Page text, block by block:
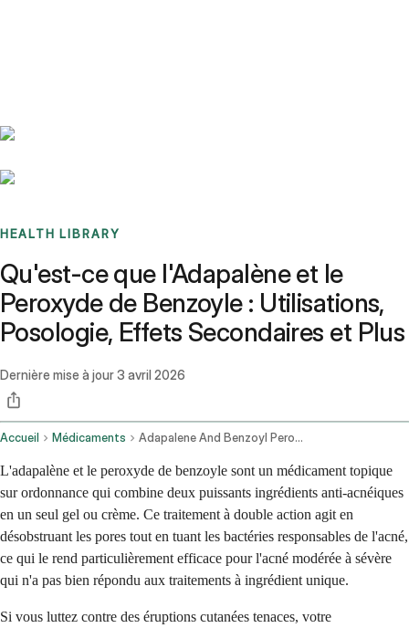
HEALTH LIBRARY
Qu'est-ce que l'Adapalène et le
Peroxyde de Benzoyle : Utilisations,
Posologie, Effets Secondaires et Plus
Dernière mise à jour3 avril 2026
Accueil Médicaments Adapalene And Benzoyl Peroxide Topical Application Route
L'adapalène et le peroxyde de benzoyle sont un médicament topique
sur ordonnance qui combine deux puissants ingrédients anti-acnéiques
en un seul gel ou crème. Ce traitement à double action agit en
désobstruant les pores tout en tuant les bactéries responsables de l'acné,
ce qui le rend particulièrement efficace pour l'acné modérée à sévère
qui n'a pas bien répondu aux traitements à ingrédient unique.
Si vous luttez contre des éruptions cutanées tenaces, votre